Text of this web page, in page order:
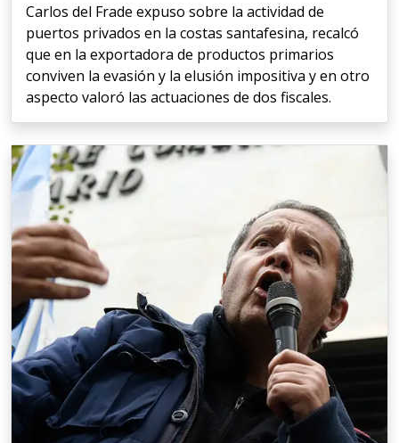
Carlos del Frade expuso sobre la actividad de
puertos privados en la costas santafesina, recalcó
que en la exportadora de productos primarios
conviven la evasión y la elusión impositiva y en otro
aspecto valoró las actuaciones de dos fiscales.